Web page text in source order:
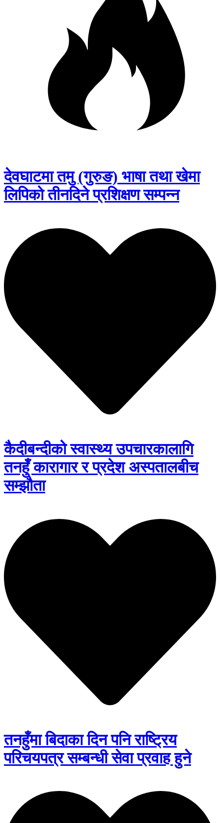
देवघाटमा तमु (गुरुङ) भाषा तथा खेमा
लिपिको तीनदिने प्रशिक्षण सम्पन्न
कैदीबन्दीको स्वास्थ्य उपचारकालागि
तनहुँ कारागार र प्रदेश अस्पतालबीच
सम्झौता
तनहुँमा बिदाका दिन पनि राष्ट्रिय
परिचयपत्र सम्बन्धी सेवा प्रवाह हुने